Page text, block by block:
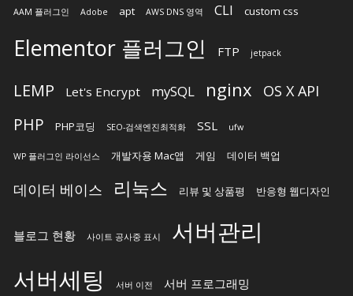
AAM 플러그인 Adobe apt AWS DNS 영역 CLI custom css
Elementor 플러그인 FTP jetpack
LEMP Let's Encrypt mySQL nginx OS X API
PHP PHP코딩 SEO-검색엔진최적화 SSL ufw
WP 플러그인 라이선스 개발자용 Mac앱 게임 데이터 백업
데이터 베이스 리눅스 리뷰 및 상품평 반응형 웹디자인
블로그 현황 사이트 공사중 표시 서버관리
서버세팅 서버 이전 서버 프로그래밍